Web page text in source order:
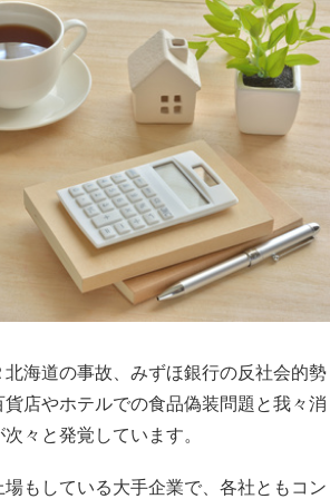
海道の事故、みずほ銀行の反社会的勢
店やホテルでの食品偽装問題と我々消
々と発覚しています。
もしている大手企業で、各社ともコン